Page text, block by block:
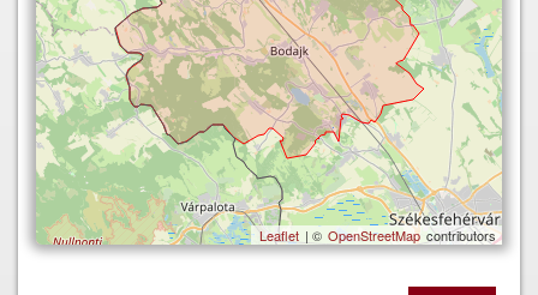
Leaflet | © OpenStreetMap contributors